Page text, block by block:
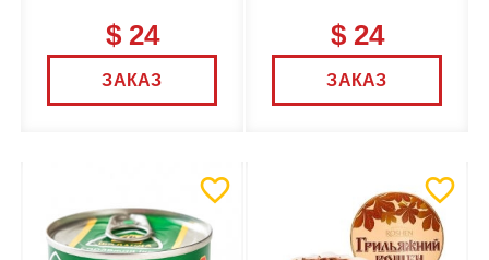
$ 24
ЗАКАЗ
$ 24
ЗАКАЗ